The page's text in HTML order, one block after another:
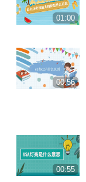
01:00
00:56
00:55